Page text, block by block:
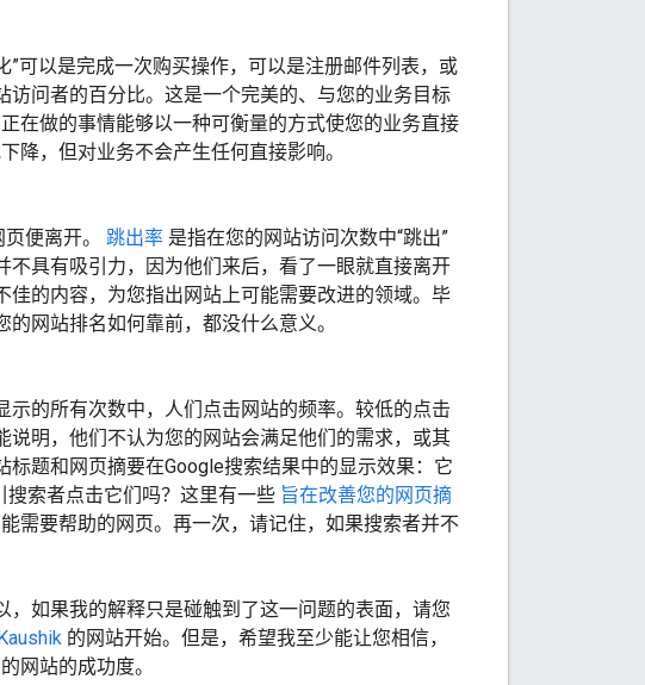
”可以是完成一次购买操作，可以是注册邮件列表，或
问者的百分比。这是一个完美的、与您的业务目标
在做的事情能够以一种可衡量的方式使您的业务直接
降，但对业务不会产生任何直接影响。
便离开。 跳出率 是指在您的网站访问次数中“跳出”
具有吸引力，因为他们来后，看了一眼就直接离开
的内容，为您指出网站上可能需要改进的领域。毕
网站排名如何靠前，都没什么意义。
的所有次数中，人们点击网站的频率。较低的点击
明，他们不认为您的网站会满足他们的需求，或其
题和网页摘要在Google搜索结果中的显示效果：它
索者点击它们吗？这里有一些 旨在改善您的网页摘
需要帮助的网页。再一次，请记住，如果搜索者并不
如果我的解释只是碰触到了这一问题的表面，请您
的网站开始。但是，希望我至少能让您相信，
网站的成功度。